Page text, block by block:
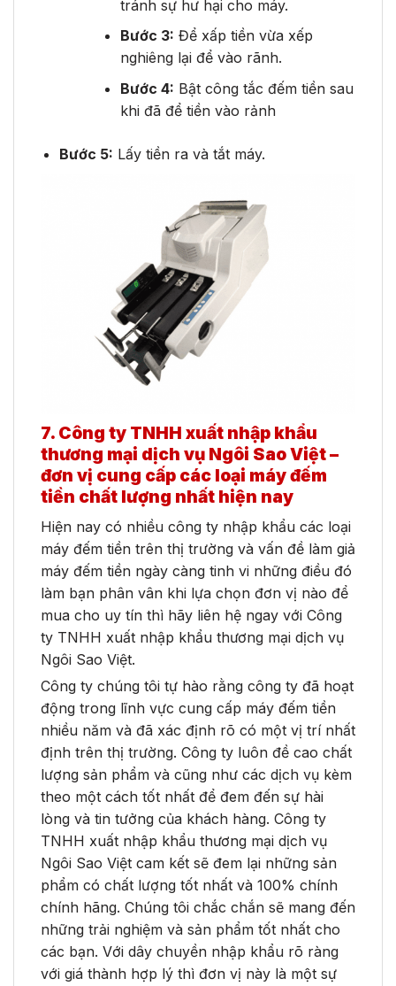
tránh sự hư hại cho máy.
Bước 3: Để xấp tiền vừa xếp
nghiêng lại để vào rãnh.
Bước 4: Bật công tắc đếm tiền sau
khi đã để tiền vào rảnh
Bước 5: Lấy tiền ra và tắt máy.
7. Công ty TNHH xuất nhập khẩu
thương mại dịch vụ Ngôi Sao Việt –
đơn vị cung cấp các loại máy đếm
tiền chất lượng nhất hiện nay
Hiện nay có nhiều công ty nhập khẩu các loại
máy đếm tiền trên thị trường và vấn đề làm giả
máy đếm tiền ngày càng tinh vi những điều đó
làm bạn phân vân khi lựa chọn đơn vị nào để
mua cho uy tín thì hãy liên hệ ngay với Công
ty TNHH xuất nhập khẩu thương mại dịch vụ
Ngôi Sao Việt.
Công ty chúng tôi tự hào rằng công ty đã hoạt
động trong lĩnh vực cung cấp máy đếm tiền
nhiều năm và đã xác định rõ có một vị trí nhất
định trên thị trường. Công ty luôn đề cao chất
lượng sản phẩm và cũng như các dịch vụ kèm
theo một cách tốt nhất để đem đến sự hài
lòng và tin tưởng của khách hàng. Công ty
TNHH xuất nhập khẩu thương mại dịch vụ
Ngôi Sao Việt cam kết sẽ đem lại những sản
phẩm có chất lượng tốt nhất và 100% chính
chính hãng. Chúng tôi chắc chắn sẽ mang đến
những trải nghiệm và sản phẩm tốt nhất cho
các bạn. Với dây chuyền nhập khẩu rõ ràng
với giá thành hợp lý thì đơn vị này là một sự